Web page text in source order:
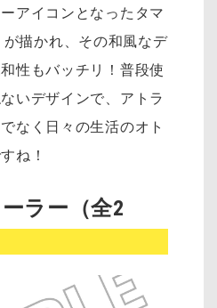
アイコンとなったタマ
が描かれ、その和風なデ
性もバッチリ！普段使
いデザインで、アトラ
なく日々の生活のオト
ね！
ラー（全2